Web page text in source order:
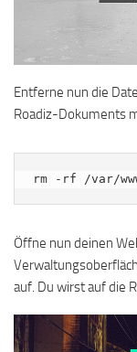
Entferne nun die
Roadiz-Dokuments
rm -rf /var/
Öffne nun deinen
auf. Du wirst auf die